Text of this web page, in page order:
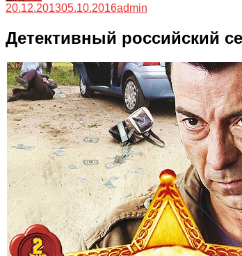
20.12.201305.10.2016admin
Детективный российский